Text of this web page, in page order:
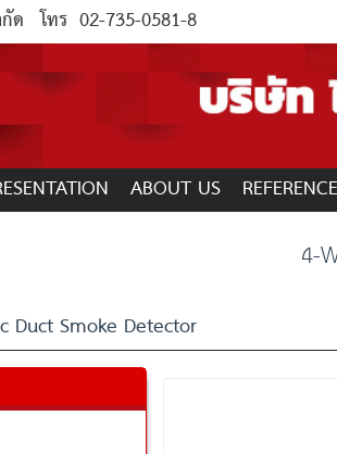
ด โทร 02-735-0581-8
ABOUT US REFERENCE
4-
Duct Smoke Detector